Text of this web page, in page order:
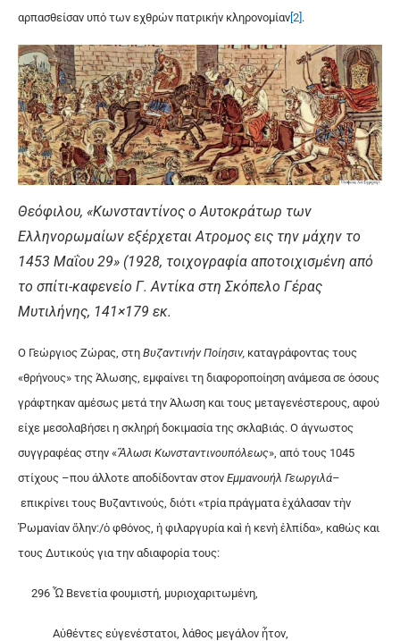
αρπασθείσαν υπό των εχθρών πατρικήν κληρονομίαν [2] .
Θεόφιλου, «Κωνσταντίνος ο Αυτοκράτωρ των
Ελληνορωμαίων εξέρχεται Ατρομος εις την μάχην το
1453 Μαΐου 29» (1928, τοιχογραφία αποτοιχισμένη από
το σπίτι-καφενείο Γ. Αντίκα στη Σκόπελο Γέρας
Μυτιλήνης, 141×179 εκ.
Ο Γεώργιος Ζώρας, στη Βυζαντινήν Ποίησιν, καταγράφοντας τους
«θρήνους» της Άλωσης, εμφαίνει τη διαφοροποίηση ανάμεσα σε όσους
γράφτηκαν αμέσως μετά την Άλωση και τους μεταγενέστερους, αφού
είχε μεσολαβήσει η σκληρή δοκιμασία της σκλαβιάς. Ο άγνωστος
συγγραφέας στην «Ἅλωσι Κωνσταντινουπόλεως», από τους 1045
στίχους –που άλλοτε αποδίδονταν στον Εμμανουήλ Γεωργιλά–
επικρίνει τους Βυζαντινούς, διότι «τρία πράγματα ἐχάλασαν τὴν
Ῥωμανίαν ὅλην:/ὁ φθόνος, ἡ φιλαργυρία καὶ ἡ κενὴ ἐλπίδα», καθώς και
τους Δυτικούς για την αδιαφορία τους:
296 Ὦ Βενετία φουμιστή, μυριοχαριτωμένη,
Αὐθέντες εὐγενέστατοι, λάθος μεγάλον ἦτον,